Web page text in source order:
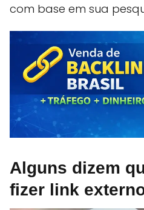
com base em sua
Alguns dizem
fizer link